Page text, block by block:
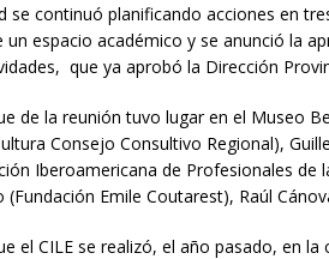
se continuó planificando acciones en
espacio académico y se anunció la
que ya aprobó la Dirección
de la reunión tuvo lugar en el Museo
Consejo Consultivo Regional),
Iberoamericana de Profesionales de
(Fundación Emile Coutarest), Raúl
el CILE se realizó, el año pasado, en